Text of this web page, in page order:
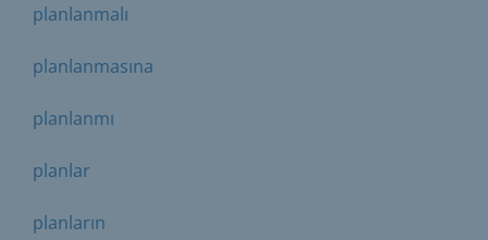
planlanmalı
planlanmasına
planlanmı
planlar
planların